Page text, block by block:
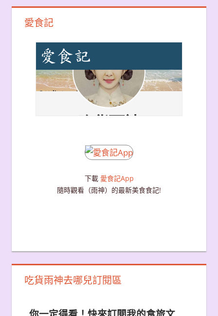
愛食記
下載 愛食記App
隨時觀看（雨神）的最新美食食記!
吃貨雨神去哪兒訂閱區
你一定得看！快來訂閱我的食旅文